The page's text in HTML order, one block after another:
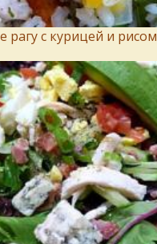
с курицей и рисом